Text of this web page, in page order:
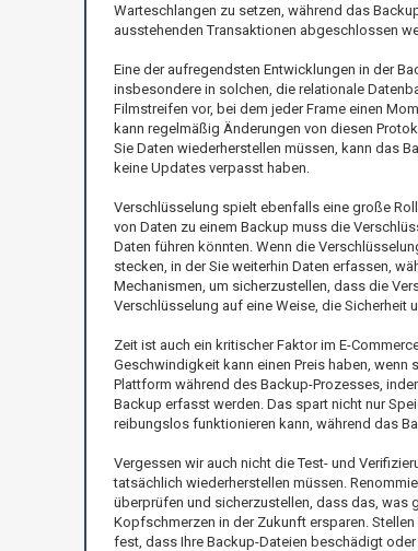
Warteschlangen zu setzen, während das
ausstehenden Transaktionen abgeschlossen
Eine der aufregendsten Entwicklungen in der
insbesondere in solchen, die relationale
Filmstreifen vor, bei dem jeder Frame einen
kann regelmäßig Änderungen von diesen
Sie Daten wiederherstellen müssen, kann das
keine Updates verpasst haben.
Verschlüsselung spielt ebenfalls eine große
von Daten zu einem Backup muss die
Daten führen könnten. Wenn die
stecken, in der Sie weiterhin Daten erfassen,
Mechanismen, um sicherzustellen, dass die
Verschlüsselung auf eine Weise, die Sicherheit
Zeit ist auch ein kritischer Faktor im E-
Geschwindigkeit kann einen Preis haben,
Plattform während des Backup-Prozesses,
Backup erfasst werden. Das spart nicht nur
reibungslos funktionieren kann, während das
Vergessen wir auch nicht die Test- und
tatsächlich wiederherstellen müssen.
überprüfen und sicherzustellen, dass das, was
Kopfschmerzen in der Zukunft ersparen.
fest, dass Ihre Backup-Dateien beschädigt